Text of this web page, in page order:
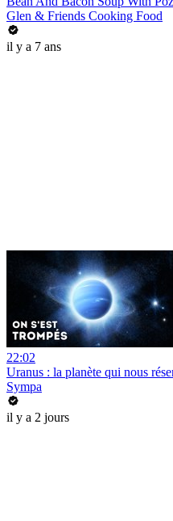
Glen & Friends Cooking Food
il y a 7 ans
22:02
Uranus : la planète qui nous
Sympa
il y a 2 jours